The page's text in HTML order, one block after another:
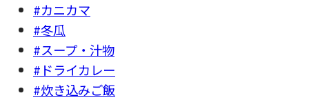
#カニカマ
#冬瓜
#スープ・汁物
#ドライカレー
#炊き込みご飯